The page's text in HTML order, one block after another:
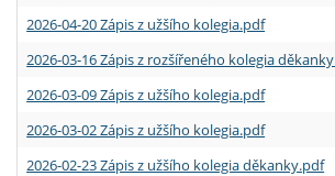
2026-04-20 Zápis z užšího kolegia.pdf
2026-03-16 Zápis z rozšířeného kolegia
2026-03-09 Zápis z užšího kolegia.pdf
2026-03-02 Zápis z užšího kolegia.pdf
2026-02-23 Zápis z užšího kolegia děkanky.pdf